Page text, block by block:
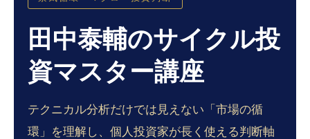
田中泰輔のサイクル投
資マスター講座
テクニカル分析だけでは見えない「市場の循
環」を理解し、個人投資家が長く使える判断軸